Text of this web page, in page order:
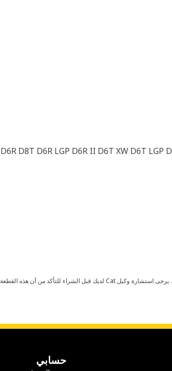
D6R D8T D6R LGP D6R II D6T XW D6T LGP
حسابي